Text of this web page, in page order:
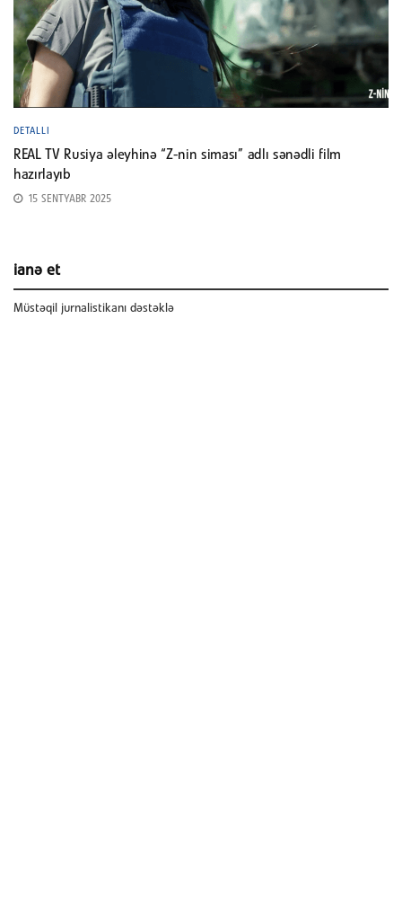
DETALLI
REAL TV Rusiya əleyhinə “Z-nin siması” adlı sənədli film
hazırlayıb
15 SENTYABR 2025
ianə et
Müstəqil jurnalistikanı dəstəklə